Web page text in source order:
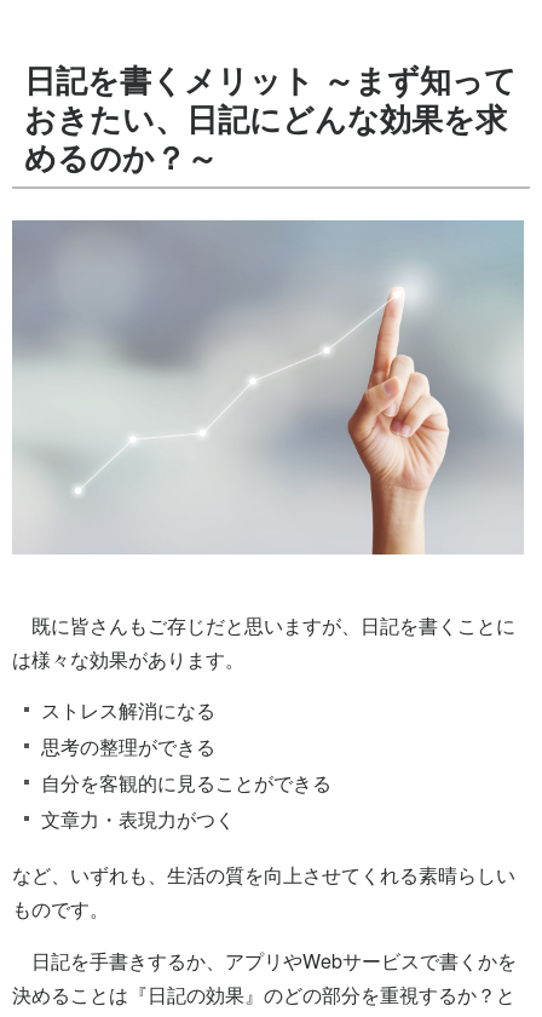
日記を書くメリット ～まず知って
おきたい、日記にどんな効果を求
めるのか？～
既に皆さんもご存じだと思いますが、日記を書くことに
は様々な効果があります。
ストレス解消になる
思考の整理ができる
自分を客観的に見ることができる
文章力・表現力がつく
など、いずれも、生活の質を向上させてくれる素晴らしい
ものです。
日記を手書きするか、アプリやWebサービスで書くかを
決めることは『日記の効果』のどの部分を重視するか？と